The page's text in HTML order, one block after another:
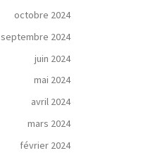
octobre 2024
septembre 2024
juin 2024
mai 2024
avril 2024
mars 2024
février 2024